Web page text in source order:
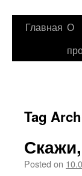
Главная О
Tag
Posted on